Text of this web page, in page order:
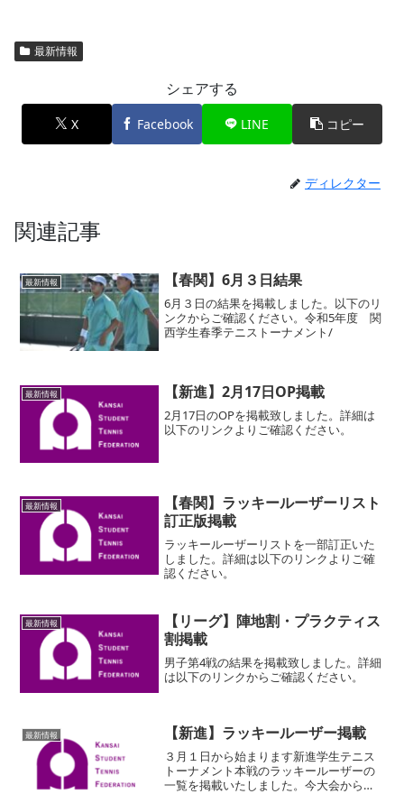
最新情報
シェアする
X Facebook LINE コピー
ディレクター
関連記事
最新情報 【春関】6月３日結果
6月３日の結果を掲載しました。以下のリ
ンクからご確認ください。令和5年度 関
西学生春季テニストーナメント/
最新情報 【新進】2月17日OP掲載
2月17日のOPを掲載致しました。詳細は
以下のリンクよりご確認ください。
最新情報
【春関】ラッキールーザーリスト
訂正版掲載
ラッキールーザーリストを一部訂正いた
しました。詳細は以下のリンクよりご確
認ください。
最新情報
【リーグ】陣地割・プラクティス
割掲載
男子第4戦の結果を掲載致しました。詳細
は以下のリンクからご確認ください。
最新情報 【新進】ラッキールーザー掲載
３月１日から始まります新進学生テニス
トーナメント本戦のラッキールーザーの
一覧を掲載いたしました。今大会から、